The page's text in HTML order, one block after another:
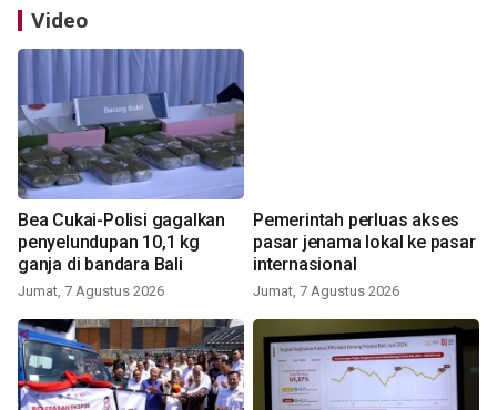
Video
Bea Cukai-Polisi gagalkan
penyelundupan 10,1 kg
ganja di bandara Bali
Jumat, 7 Agustus 2026
Pemerintah perluas akses
pasar jenama lokal ke pasar
internasional
Jumat, 7 Agustus 2026